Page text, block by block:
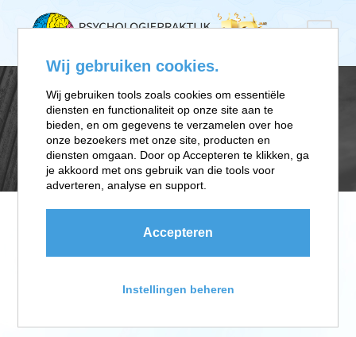
VGZ BEWUZT
Wij gebruiken cookies.
Wij gebruiken tools zoals cookies om essentiële
diensten en functionaliteit op onze site aan te
bieden, en om gegevens te verzamelen over hoe
onze bezoekers met onze site, producten en
diensten omgaan. Door op Accepteren te klikken, ga
je akkoord met ons gebruik van die tools voor
adverteren, analyse en support.
Accepteren
Instellingen beheren